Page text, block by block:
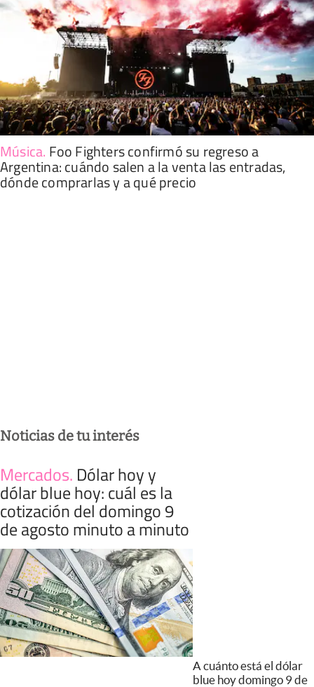
Música. Foo Fighters confirmó su regreso a
Argentina: cuándo salen a la venta las entradas,
dónde comprarlas y a qué precio
Noticias de tu interés
Mercados. Dólar hoy y
dólar blue hoy: cuál es la
cotización del domingo 9
de agosto minuto a minuto
A cuánto está el dólar
blue hoy domingo 9 de